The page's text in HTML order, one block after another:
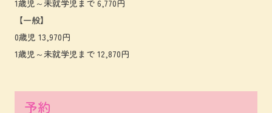
1歳児～未就学児まで 6,770円
【一般】
0歳児 13,970円
1歳児～未就学児まで 12,870円
予約